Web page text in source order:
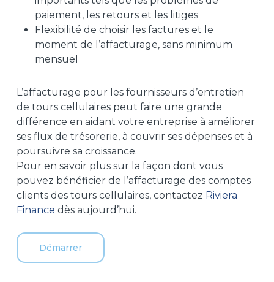
paiement, les retours et les litiges
Flexibilité de choisir les factures et le
moment de l’affacturage, sans minimum
mensuel
L’affacturage pour les fournisseurs d’entretien
de tours cellulaires peut faire une grande
différence en aidant votre entreprise à améliorer
ses flux de trésorerie, à couvrir ses dépenses et à
poursuivre sa croissance.
Pour en savoir plus sur la façon dont vous
pouvez bénéficier de l’affacturage des comptes
clients des tours cellulaires, contactez Riviera
Finance dès aujourd’hui.
Démarrer